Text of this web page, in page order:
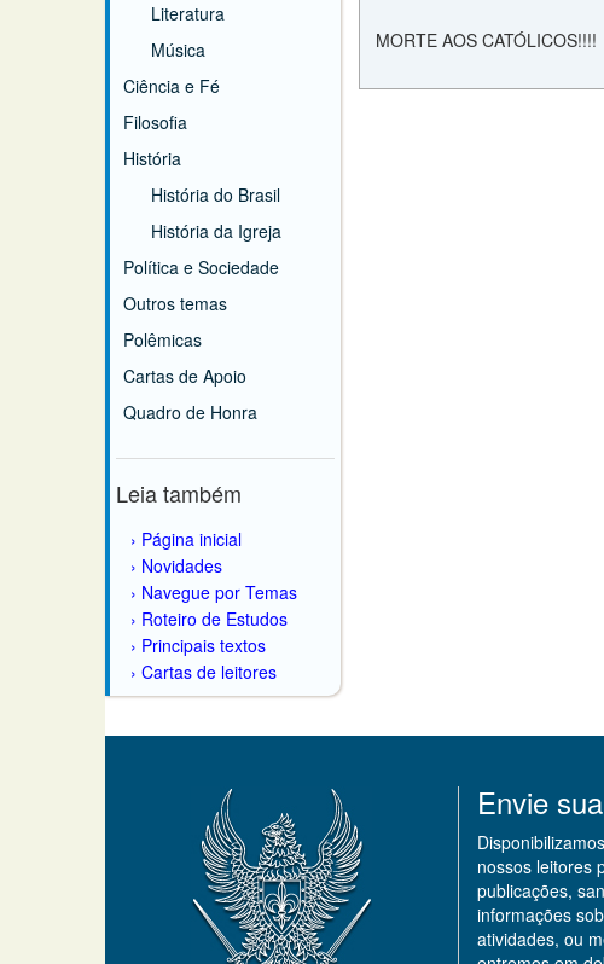
Literatura
Música
Ciência e Fé
Filosofia
História
História do Brasil
História da Igreja
Política e Sociedade
Outros temas
Polêmicas
Cartas de Apoio
Quadro de Honra
Leia também
Página inicial
Novidades
Navegue por Temas
Roteiro de Estudos
Principais textos
Cartas de leitores
MORTE AOS CATÓLICOS!!!!
Envie
nossos leitores
publicações,
informações
atividades, ou